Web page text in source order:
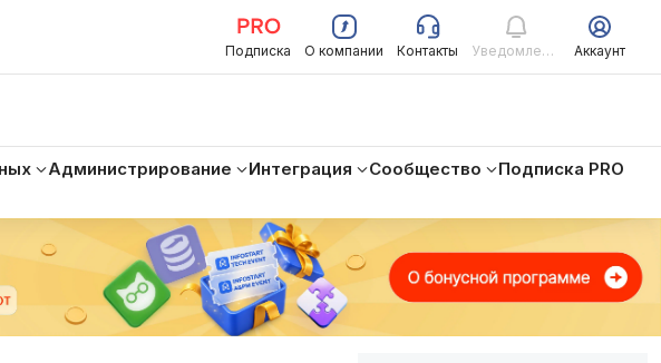
Подписка О компании Контакты Уведомления Аккаунт
Администрирование Интеграция Сообщество
Подписка PRO